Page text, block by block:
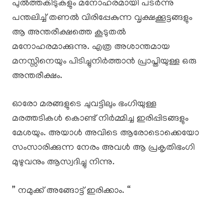
പുൽത്തകിടുകളും മനോഹരമായി പടർന്നു
പന്തലിച്ച് തണൽ വിരിപ്പേകുന്ന വൃക്ഷക്കൂട്ടങ്ങളും
ആ അന്തരീക്ഷത്തെ കൂടുതൽ
മനോഹരമാക്കുന്നു. എത്ര അശാന്തമായ
മനസ്സിനെയും പിടിച്ചുനിർത്താൻ പ്രാപ്തിയുള്ള ഒരു
അന്തരീക്ഷം.
ഓരോ മരങ്ങളുടെ ചുവട്ടിലും ഭംഗിയുള്ള
മരത്തടികൾ കൊണ്ട് നിർമ്മിച്ച ഇരിപ്പിടങ്ങളും
മേശയും. അയാൾ അവിടെ ആരോടൊക്കെയോ
സംസാരിക്കുന്ന നേരം അവൾ ആ പ്രകൃതിഭംഗി
മുഴുവനും ആസ്വദിച്ചു നിന്നു.
” നമുക്ക് അങ്ങോട്ട് ഇരിക്കാം. “